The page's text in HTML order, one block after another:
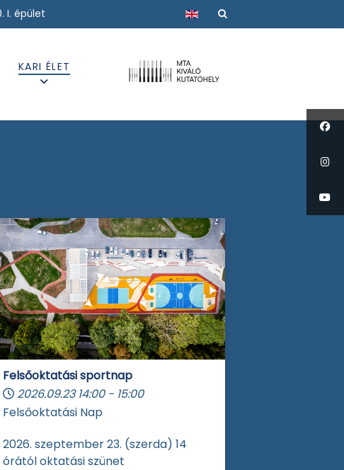
I. épület Válasszon nyelvet
KARI ÉLET
Felsőoktatási sportnap
2026.09.23 14:00 - 15:00
Felsőoktatási Nap
2026. szeptember 23. (szerda) 14
órától oktatási szünet